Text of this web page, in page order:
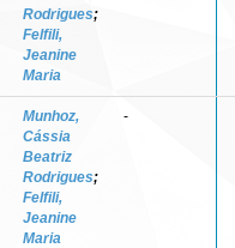
Rodrigues;
Felfili,
Jeanine
Maria
Munhoz,
Cássia
Beatriz
Rodrigues;
Felfili,
Jeanine
Maria
-